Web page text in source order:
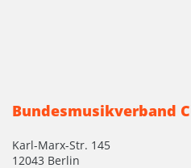
Bundesmusikverband
Karl-Marx-Str. 145
12043 Berlin